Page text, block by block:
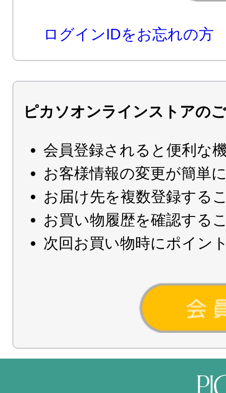
ログインIDをお忘れの方
ピカソオンラインストアの
会員登録されると便利な
お客様情報の変更が簡単
お届け先を複数登録する
お買い物履歴を確認する
次回お買い物時にポイン